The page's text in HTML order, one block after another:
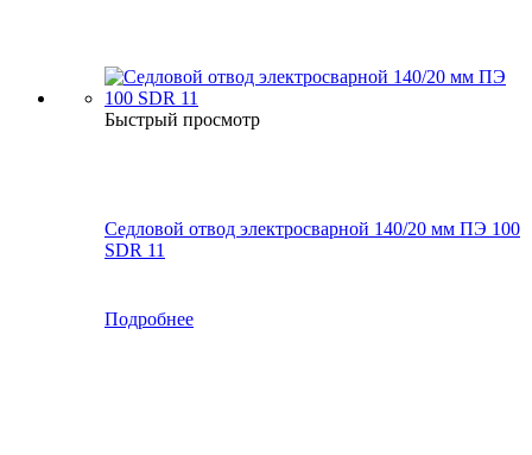
Быстрый просмотр
Седловой отвод электросварной 140/20 мм ПЭ 100
SDR 11
Подробнее